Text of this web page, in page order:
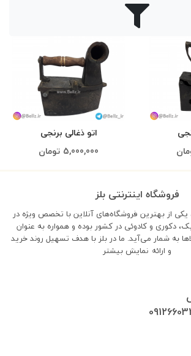
اتو ذغالی برنجی
5,000,000 تومان
فروشگاه اینترنتی بلز
یکی از بهترین فروشگاه‌های آنلاین با تخصص ویژه در
دکوری و کادوئی در کشور بوده و همواره به عنوان
به شمار می‌آید. ما در بلز با هدف تسهیل روند خرید
و ارائه نمایش بیشتر